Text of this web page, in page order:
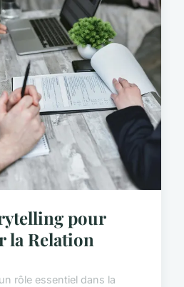
pour
la Relation
rôle essentiel dans la